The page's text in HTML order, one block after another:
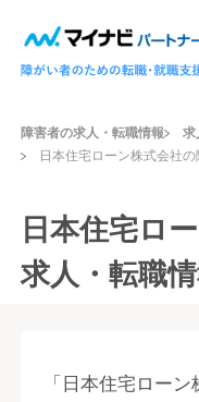
障害者の求人・転職情報
求
日本住宅ローン株式会社
日本住宅ロ
求人・転職
「日本住宅ロー